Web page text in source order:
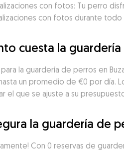
con fotos: Tu perro
con fotos durante todo
cuesta la
la guardería de perros en
un promedio de €0 por día.
el que se ajuste a su
la guardería de
Con 0 reservas de